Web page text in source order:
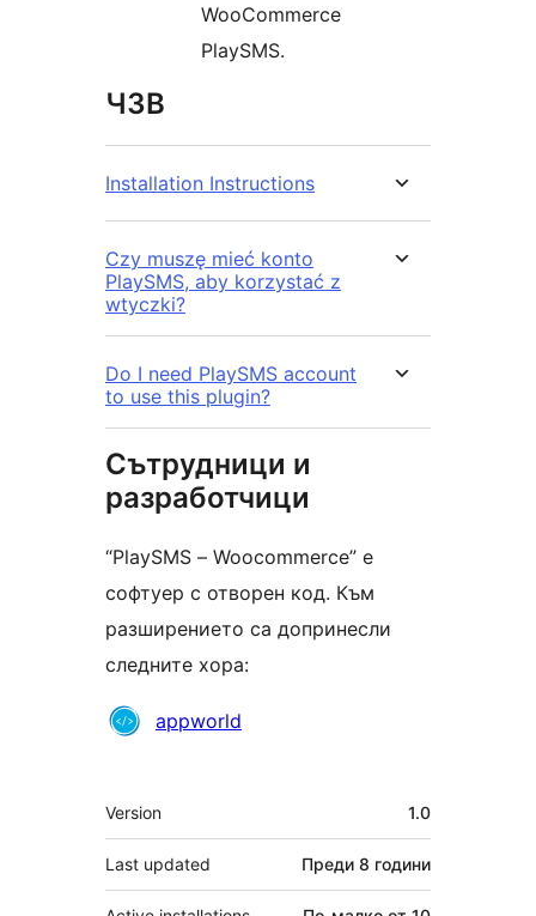
WooCommerce
PlaySMS.
ЧЗВ
Installation Instructions
Czy muszę mieć konto
PlaySMS, aby korzystać z
wtyczki?
Do I need PlaySMS account
to use this plugin?
Сътрудници и
разработчици
“PlaySMS – Woocommerce” е
софтуер с отворен код. Към
разширението са допринесли
следните хора:
Сътрудници
appworld
Мета
Version 1.0
Last updated Преди 8 години